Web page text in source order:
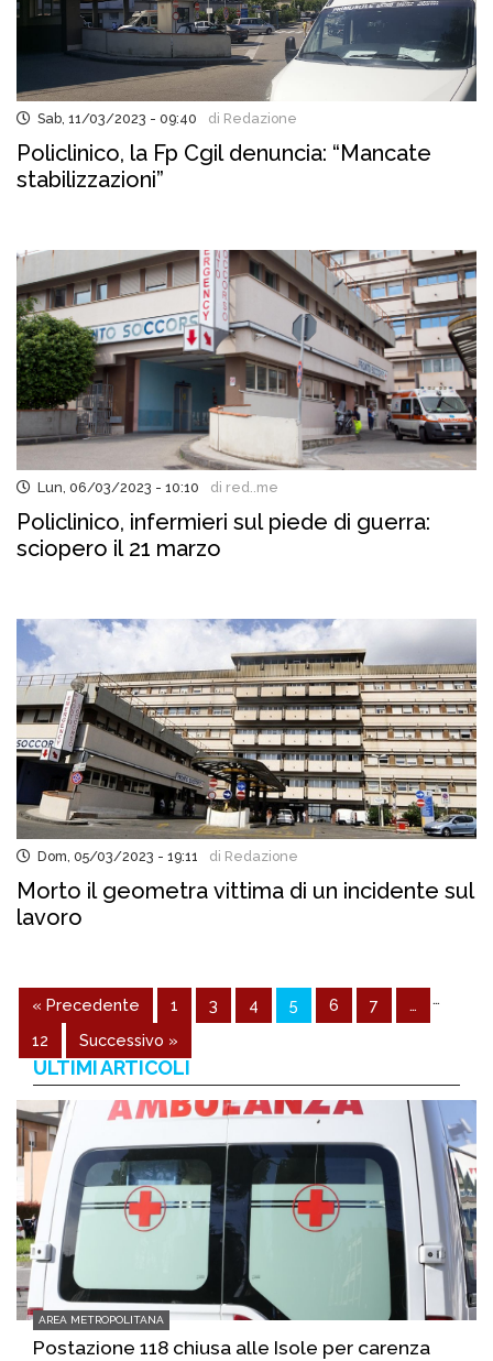
Sab, 11/03/2023 - 09:40 di Redazione
Policlinico, la Fp Cgil denuncia: “Mancate
stabilizzazioni”
Lun, 06/03/2023 - 10:10 di red..me
Policlinico, infermieri sul piede di guerra:
sciopero il 21 marzo
Dom, 05/03/2023 - 19:11 di Redazione
Morto il geometra vittima di un incidente sul
lavoro
« Precedente 1 …
3 4 5 6 7
…
12
Successivo »
ULTIMI ARTICOLI
AREA METROPOLITANA
Postazione 118 chiusa alle Isole per carenza